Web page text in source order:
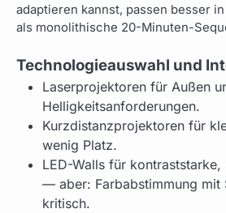
adaptieren kannst, passen besser
als monolithische 20-Minuten-
Technologieauswahl und
Laserprojektoren für Außen
Helligkeitsanforderungen.
Kurzdistanzprojektoren für
wenig Platz.
LED-Walls für
— aber: Farbabstimmung mit
kritisch.